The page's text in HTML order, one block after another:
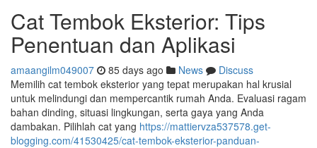
Cat Tembok Eksterior: Tips
Penentuan dan Aplikasi
amaangilm049007 85 days ago News
Discuss
Memilih cat tembok eksterior yang tepat merupakan hal krusial
untuk melindungi dan mempercantik rumah Anda. Evaluasi ragam
bahan dinding, situasi lingkungan, serta gaya yang Anda
dambakan. Pilihlah cat yang https://mattiervza537578.get-
blogging.com/41530425/cat-tembok-eksterior-panduan-